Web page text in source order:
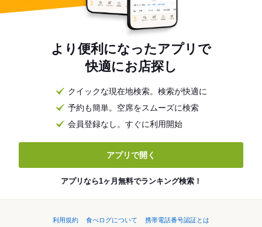
より便利になったアプリで
快適にお店探し
クイックな現在地検索。検索が快適に
予約も簡単。空席をスムーズに検索
会員登録なし。すぐに利用開始
アプリで開く
アプリなら1ヶ月無料でランキング検索！
利用規約 食べログについて
携帯電話番号認証とは